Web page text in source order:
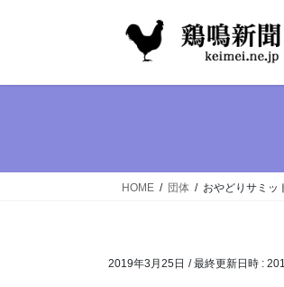
HOME 団体 おやどりサミ
2019年3月25日 / 最終更新日時 :